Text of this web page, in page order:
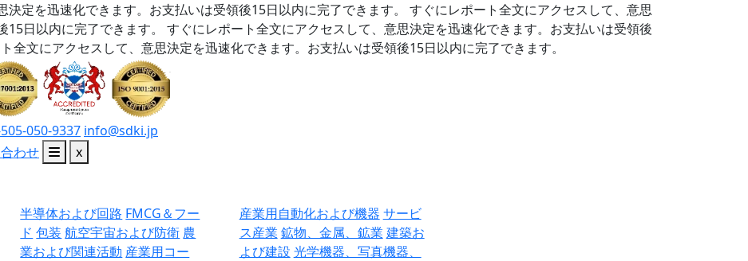
定を迅速化できます。お支払いは受領後15日以内に完了できます。
すぐにレポート全文にアクセスして、意思
日以内に完了できます。
すぐにレポート全文にアクセスして、意思決定を迅速化できます。お支払いは受領後
全文にアクセスして、意思決定を迅速化できます。お支払いは受領後15日以内に完了できます。
050-9337 info@sdki.jp
わせ
x
半導体および回路 FMCG＆フー
ド 包装 航空宇宙および防衛 農
業および関連活動 産業用コー
産業用自動化および機器 サービ
ス産業 鉱物、金属、鉱業 建築お
よび建設 光学機器、写真機器、